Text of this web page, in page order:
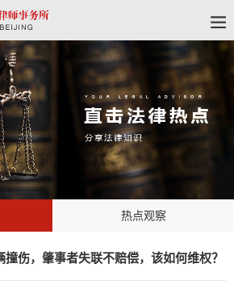
热点观察
撞伤，肇事者失联不赔偿，该如何维权？